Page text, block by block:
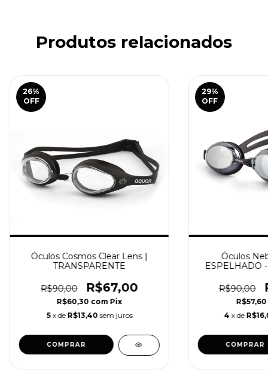
Produtos relacionados
26%
OFF
Óculos Cosmos Clear Lens |
TRANSPARENTE
R$90,00 R$67,00
R$60,30 com Pix
5 x de R$13,40 sem juros
29%
OFF
Óculos
ESPELHADO
R$90,00
R$57,60
4 x de